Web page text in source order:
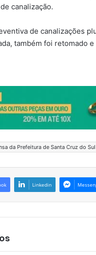
canalização.
de canalizações
também foi retomado
da Prefeitura de Santa Cruz do Sul
Linkedin